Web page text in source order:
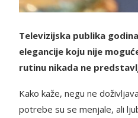
Televizijska publika
elegancije koju nije
rutinu nikada ne
Kako kaže, negu ne
potrebe su se menjale, ali